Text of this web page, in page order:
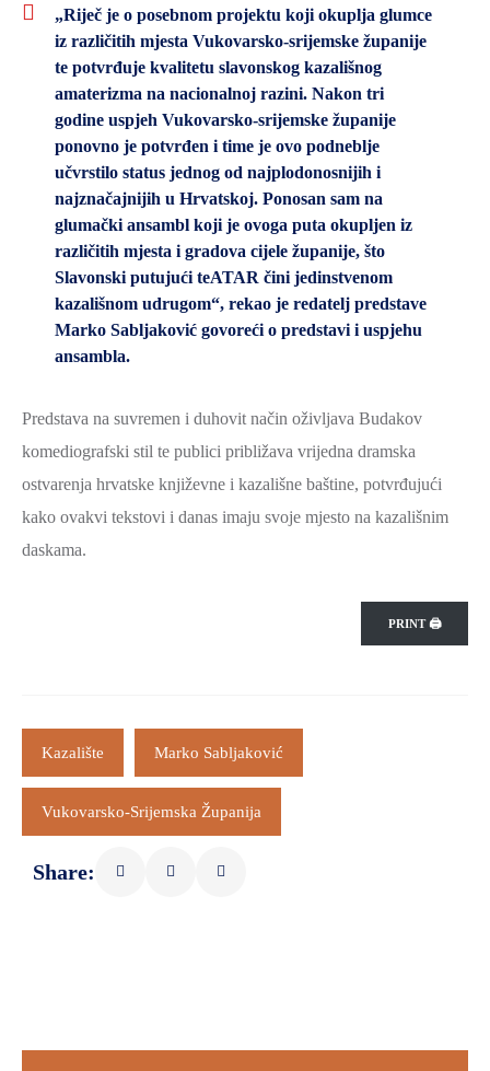
„Riječ je o posebnom projektu koji okuplja glumce
iz različitih mjesta Vukovarsko-srijemske županije
te potvrđuje kvalitetu slavonskog kazališnog
amaterizma na nacionalnoj razini. Nakon tri
godine uspjeh Vukovarsko-srijemske županije
ponovno je potvrđen i time je ovo podneblje
učvrstilo status jednog od najplodonosnijih i
najznačajnijih u Hrvatskoj. Ponosan sam na
glumački ansambl koji je ovoga puta okupljen iz
različitih mjesta i gradova cijele županije, što
Slavonski putujući teATAR čini jedinstvenom
kazališnom udrugom“, rekao je redatelj predstave
Marko Sabljaković govoreći o predstavi i uspjehu
ansambla.
Predstava na suvremen i duhovit način oživljava Budakov
komediografski stil te publici približava vrijedna dramska
ostvarenja hrvatske književne i kazališne baštine, potvrđujući
kako ovakvi tekstovi i danas imaju svoje mjesto na kazališnim
daskama.
PRINT 🖨
Kazalište Marko Sabljaković
Vukovarsko-Srijemska Županija
Share: